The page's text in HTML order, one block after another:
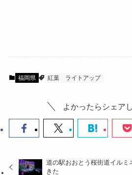
福岡県 紅葉 ライトアップ
よかったらシェア
道の駅おおとう桜街道イルミ
きた